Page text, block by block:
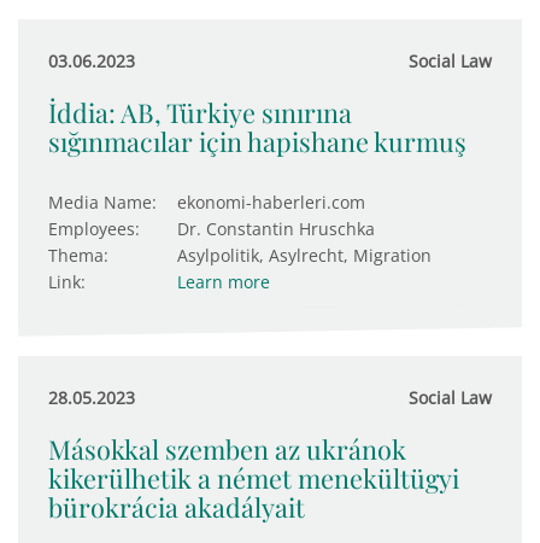
03.06.2023 Social Law
İddia: AB, Türkiye sınırına
sığınmacılar için hapishane kurmuş
Media Name:
ekonomi-haberleri.com
Employees:
Dr. Constantin Hruschka
Thema:
Asylpolitik, Asylrecht, Migration
Link:
Learn more
28.05.2023 Social Law
Másokkal szemben az ukránok
kikerülhetik a német menekültügyi
bürokrácia akadályait